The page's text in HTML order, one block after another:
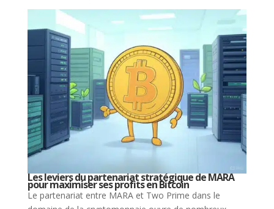
Les leviers du partenariat stratégique de MARA
pour maximiser ses profits en Bitcoin
Le partenariat entre MARA et Two Prime dans le